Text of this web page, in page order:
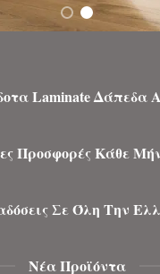
Laminate Δάπεδα
Προσφορές Κάθε
Σε Όλη Την
Νέα Προϊόντα